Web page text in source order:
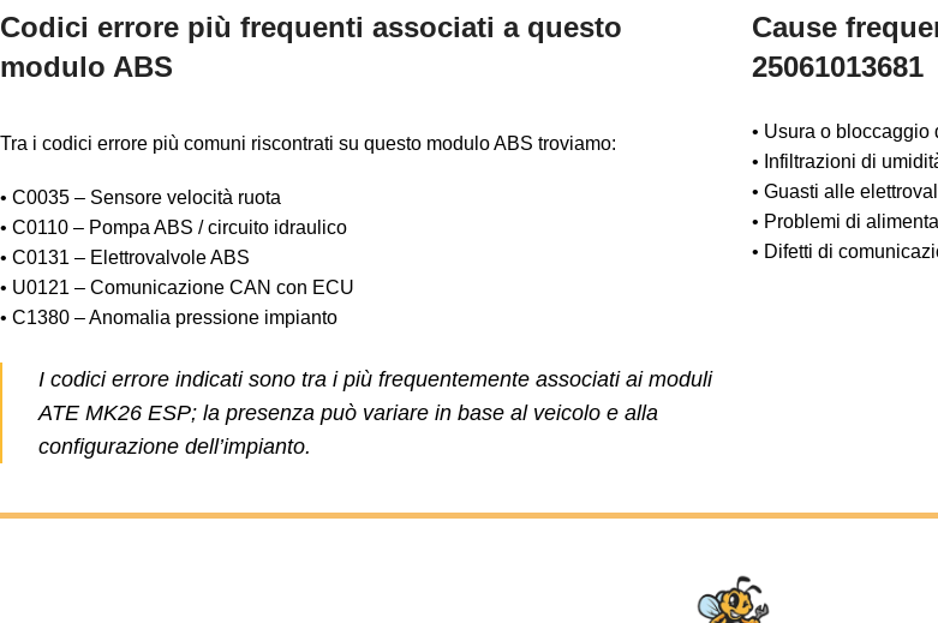
Codici errore più frequenti associati a questo
modulo ABS
Tra i codici errore più comuni riscontrati su questo modulo ABS troviamo:
• C0035 – Sensore velocità ruota
• C0110 – Pompa ABS / circuito idraulico
• C0131 – Elettrovalvole ABS
• U0121 – Comunicazione CAN con ECU
• C1380 – Anomalia pressione impianto
I codici errore indicati sono tra i più frequentemente associati ai moduli
ATE MK26 ESP; la presenza può variare in base al veicolo e alla
configurazione dell’impianto.
Cause
25061013681
• Usura o bloccaggio
• Infiltrazioni di
• Guasti alle
• Problemi di
• Difetti di